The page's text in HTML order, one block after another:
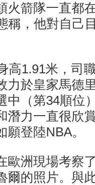
火箭隊一直都
稱，他對自己
1.91米，司
力於皇家馬德
中（第34順位
潛力一直很欣
登陸NBA。
洲現場考察
爾的照片。與